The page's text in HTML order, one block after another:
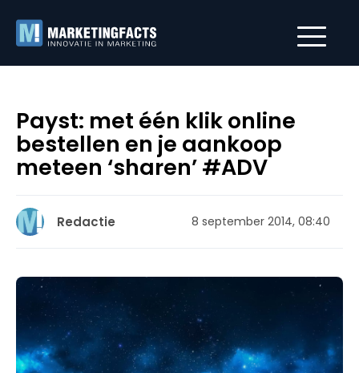
Payst: met één klik online
bestellen en je aankoop
meteen ‘sharen’ #ADV
Redactie 8 september 2014, 08:40